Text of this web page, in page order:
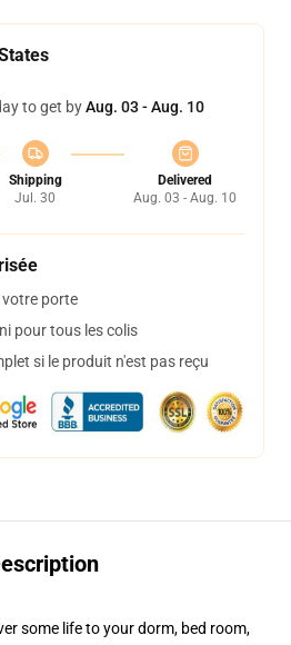
to get byAug. 03 - Aug. 10
Shipping
Jul. 30
Delivered
Aug. 03 - Aug. 10
porte
pour tous les colis
si le produit n'est pas reçu
some life to your dorm, bed room,